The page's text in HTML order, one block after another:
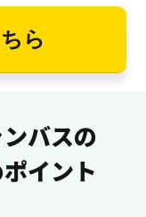
ら
バスの
イント